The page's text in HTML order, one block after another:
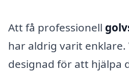
Att få professionell
har aldrig varit
designad för att hjälpa